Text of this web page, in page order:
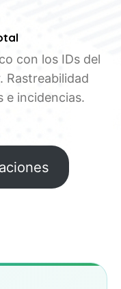
con los IDs del
Rastreabilidad
e incidencias.